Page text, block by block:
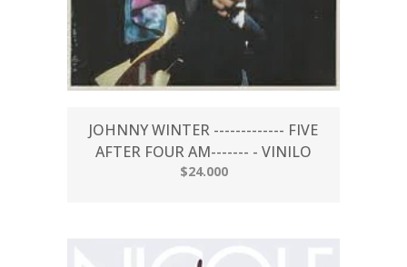
JOHNNY WINTER ------------- FIVE
AFTER FOUR AM------- - VINILO
$24.000